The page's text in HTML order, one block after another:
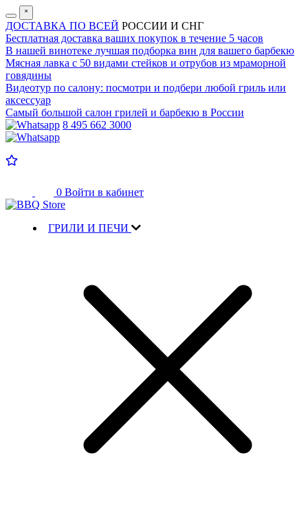
˟
ДОСТАВКА ПО ВСЕЙ РОССИИ И СНГ
Бесплатная доставка ваших покупок в течение 5 часов
В нашей винотеке лучшая подборка вин для вашего барбекю
Мясная лавка с 50 видами стейков и отрубов из мраморной
говядины
Видеотур по салону: посмотри и подбери любой гриль или
аксессуар
Самый большой салон грилей и барбекю в России
8 495 662 3000
0 Войти в кабинет
ГРИЛИ И ПЕЧИ